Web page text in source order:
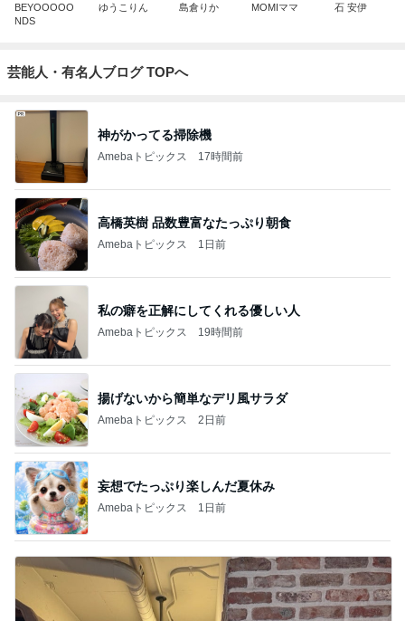
BEYOOOOO
NDS
ゆうこりん 島倉りか MOMIママ 石 安伊
芸能人・有名人ブログ TOPへ
神がかってる掃除機
Amebaトピックス 17時間前
高橋英樹 品数豊富なたっぷり朝食
Amebaトピックス 1日前
私の癖を正解にしてくれる優しい人
Amebaトピックス 19時間前
揚げないから簡単なデリ風サラダ
Amebaトピックス 2日前
妄想でたっぷり楽しんだ夏休み
Amebaトピックス 1日前